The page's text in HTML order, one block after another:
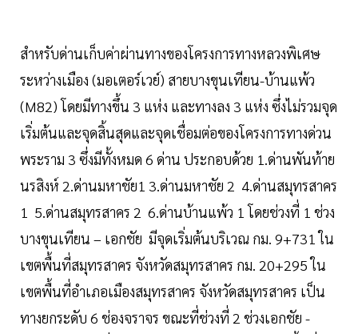
สำหรับด่านเก็บค่าผ่านทางของโครงการทางหลวงพิเศษ
ระหว่างเมือง (มอเตอร์เวย์) สายบางขุนเทียน-บ้านแพ้ว
(M82) โดยมีทางขึ้น 3 แห่ง และทางลง 3 แห่ง ซึ่งไม่รวมจุด
เริ่มต้นและจุดสิ้นสุดและจุดเชื่อมต่อของโครงการทางด่วน
พระราม 3 ซึ่งมีทั้งหมด 6 ด่าน ประกอบด้วย 1.ด่านพันท้าย
นรสิงห์ 2.ด่านมหาชัย1 3.ด่านมหาชัย 2 4.ด่านสมุทรสาคร
1 5.ด่านสมุทรสาคร 2 6.ด่านบ้านแพ้ว 1 โดยช่วงที่ 1 ช่วง
บางขุนเทียน – เอกชัย มีจุดเริ่มต้นบริเวณ กม. 9+731 ใน
เขตพื้นที่สมุทรสาคร จังหวัดสมุทรสาคร กม. 20+295 ใน
เขตพื้นที่อำเภอเมืองสมุทรสาคร จังหวัดสมุทรสาคร เป็น
ทางยกระดับ 6 ช่องจราจร ขณะที่ช่วงที่ 2 ช่วงเอกชัย -